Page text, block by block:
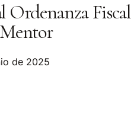
Fiscal
de 2025